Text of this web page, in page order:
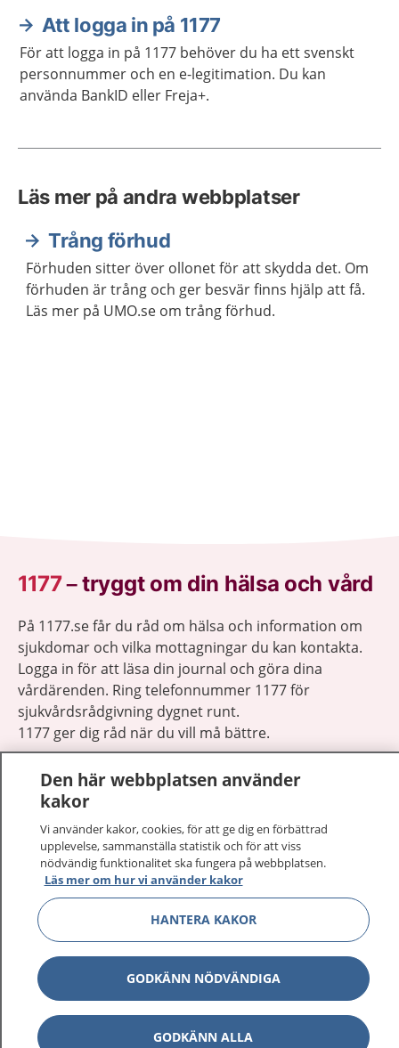
lusten och förmågan att ha sex.
Att logga in på 1177
För att logga in på 1177 behöver du ha ett svenskt
personnummer och en e-legitimation. Du kan
använda BankID eller Freja+.
Läs mer på andra webbplatser
Trång förhud
Förhuden sitter över ollonet för att skydda det. Om
förhuden är trång och ger besvär finns hjälp att få.
Läs mer på UMO.se om trång förhud.
1177–tryggt om din hälsa och vård
På 1177.se får du råd om hälsa och information om
sjukdomar och vilka mottagningar du kan kontakta.
Logga in för att läsa din journal och göra dina
vårdärenden. Ring telefonnummer 1177 för
sjukvårdsrådgivning dygnet runt.
1177 ger dig råd när du vill må bättre.
1177 på flera språk
Om 1177 Visa
Visa
Behandling av personuppgifter
Den här webbplatsen använder
kakor
Vi använder kakor, cookies, för att ge dig en förbättrad
upplevelse, sammanställa statistik och för att viss
nödvändig funktionalitet ska fungera på webbplatsen.
Läs mer om hur vi använder kakor
HANTERA KAKOR
GODKÄNN NÖDVÄNDIGA
GODKÄNN ALLA